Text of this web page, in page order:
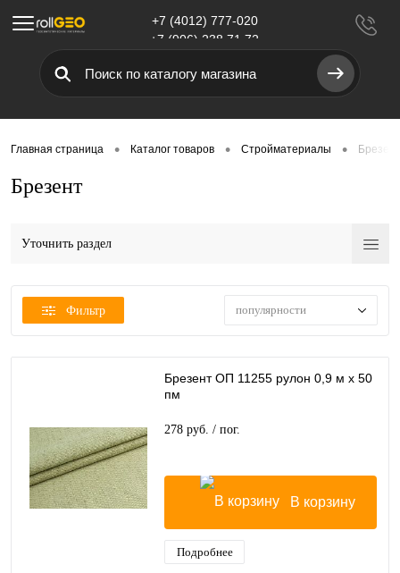
Меню
+7 (4012) 777-020
+7 (906) 238 71 72
Главная страница • Каталог товаров • Стройматериалы • Брезент
Брезент
Уточнить раздел
Фильтр популярности
Брезент ОП 11255 рулон 0,9 м х 50
пм
278 руб. / пог.
В корзину
Подробнее